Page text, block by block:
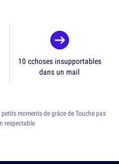
10 cchoses insupportables
dans un mail
moments de grâce de Touche pas
respectable